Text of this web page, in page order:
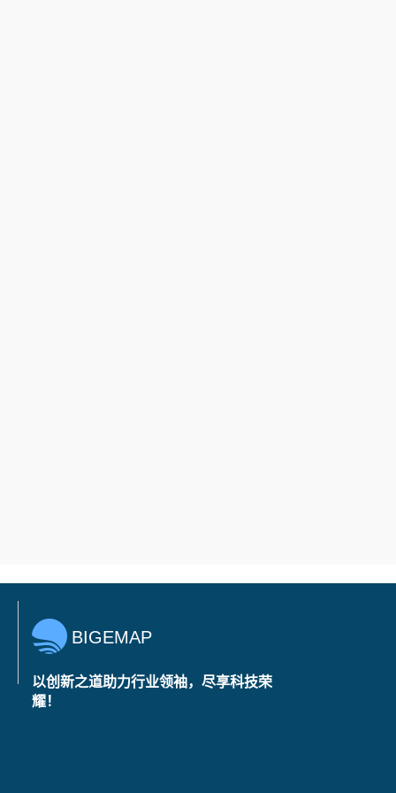
BIGEMAP
以创新之道助力行业领袖，尽享科技荣
耀！